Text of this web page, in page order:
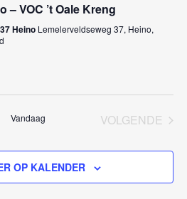
i
t
– VOC ’t Oale Kreng
Heino Lemelerveldseweg 37, Heino,
Vandaag
VOLGENDE
OP KALENDER